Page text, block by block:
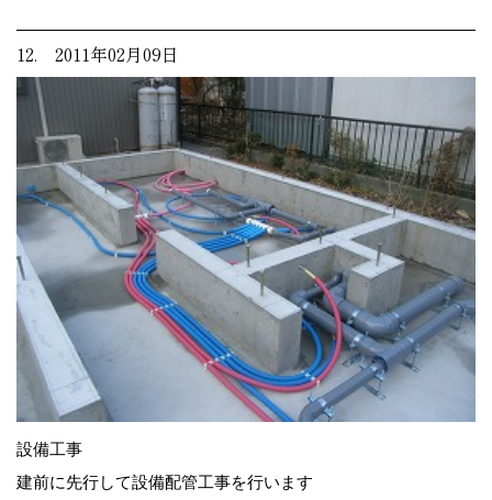
12. 2011年02月09日
設備工事
建前に先行して設備配管工事を行います